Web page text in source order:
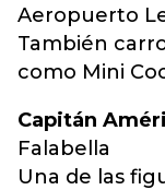
Aeropuerto
También
como Mini
Capitán
Falabella
Una de las